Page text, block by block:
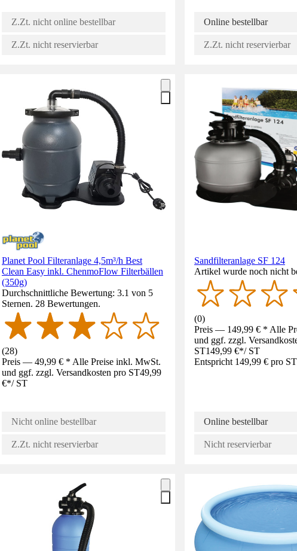
Z.Zt. nicht online bestellbar
Z.Zt. nicht reservierbar
Online bestellbar
Z.Zt. nicht reservierbar
Planet Pool Filteranlage 4,5m³/h Best
Clean Easy inkl. ChenmoFlow Filterbällen
(350g)
Durchschnittliche Bewertung: 3.1 von 5
Sternen. 28 Bewertungen.
(28)
Preis — 49,99 € * Alle Preise inkl. MwSt.
und ggf. zzgl. Versandkosten pro ST49,99
€*/ ST
Nicht online bestellbar
Z.Zt. nicht reservierbar
Sandfilteranlage SF 124
Artikel wurde noch nicht
(0)
Preis — 149,99 € * Alle
und ggf. zzgl.
ST149,99 €*/ ST
Entspricht 149,99 € pro ST
Online bestellbar
Nicht reservierbar